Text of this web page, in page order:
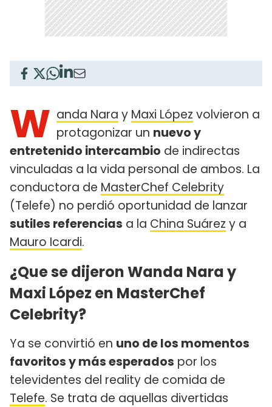
W anda Nara y Maxi López volvieron a
protagonizar un nuevo y
entretenido intercambio de indirectas
vinculadas a la vida personal de ambos. La
conductora de MasterChef Celebrity
(Telefe) no perdió oportunidad de lanzar
sutiles referencias a la China Suárez y a
Mauro Icardi.
¿Que se dijeron Wanda Nara y
Maxi López en MasterChef
Celebrity?
Ya se convirtió en uno de los momentos
favoritos y más esperados por los
televidentes del reality de comida de
Telefe. Se trata de aquellas divertidas